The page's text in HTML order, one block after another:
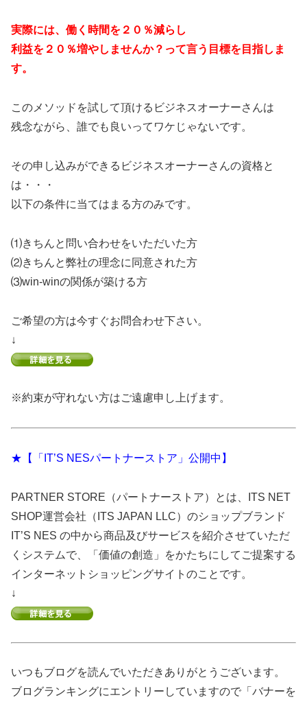
実際には、働く時間を２０％減らし
利益を２０％増やしませんか？って言う目標を目指しま
す。
このメソッドを試して頂けるビジネスオーナーさんは
残念ながら、誰でも良いってワケじゃないです。
その申し込みができるビジネスオーナーさんの資格と
は・・・
以下の条件に当てはまる方のみです。
⑴きちんと問い合わせをいただいた方
⑵きちんと弊社の理念に同意された方
⑶win-winの関係が築ける方
ご希望の方は今すぐお問合わせ下さい。
↓
※約束が守れない方はご遠慮申し上げます。
★【「IT’S NESパートナーストア」公開中】
PARTNER STORE（パートナーストア）とは、ITS NET
SHOP運営会社（ITS JAPAN LLC）のショップブランド
IT’S NES の中から商品及びサービスを紹介させていただ
くシステムで、「価値の創造」をかたちにしてご提案する
インターネットショッピングサイトのことです。
↓
いつもブログを読んでいただきありがとうございます。
ブログランキングにエントリーしていますので「バナーを